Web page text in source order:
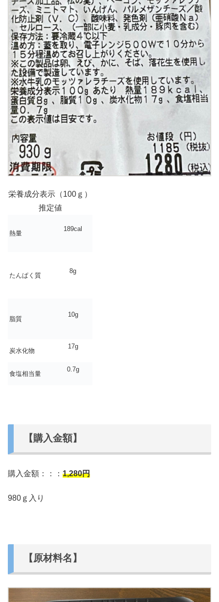
栄養成分表示（100ｇ）
推定値
熱量
189cal
たんぱく質
8g
脂質
10g
炭水化物
17g
食塩相当量
0.7g
【購入金額】
購入金額：：： 1,280円
980ｇ入り
【原材料名】